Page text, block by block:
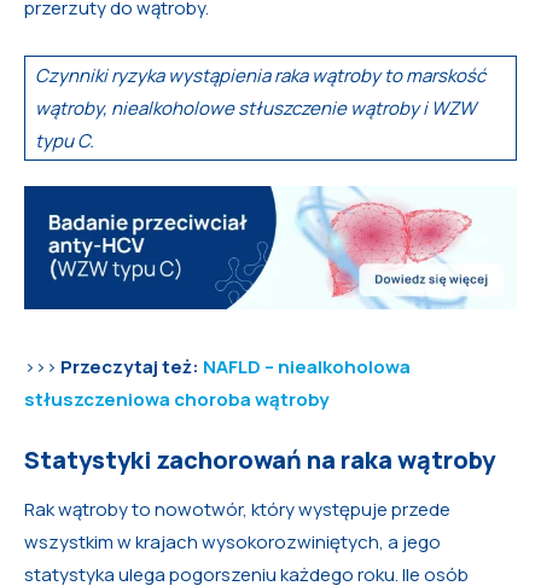
przerzuty do wątroby.
Czynniki ryzyka wystąpienia raka wątroby to marskość
wątroby, niealkoholowe stłuszczenie wątroby i WZW
typu C.
>>> Przeczytaj też: NAFLD – niealkoholowa
stłuszczeniowa choroba wątroby
Statystyki zachorowań na raka wątroby
Rak wątroby to nowotwór, który występuje przede
wszystkim w krajach wysokorozwiniętych, a jego
statystyka ulega pogorszeniu każdego roku. Ile osób